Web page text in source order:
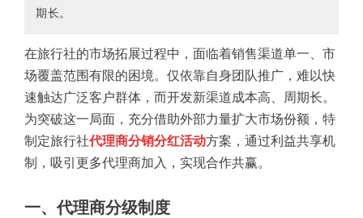
期长。
在旅行社的市场拓展过程中，面临着销售渠道单一、市
场覆盖范围有限的困境。仅依靠自身团队推广，难以快
速触达广泛客户群体，而开发新渠道成本高、周期长。
为突破这一局面，充分借助外部力量扩大市场份额，特
制定旅行社代理商分销分红活动方案，通过利益共享机
制，吸引更多代理商加入，实现合作共赢。
一、代理商分级制度